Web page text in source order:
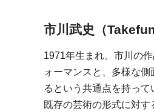
市川武史（
1971年生まれ。市川の
ォーマンスと、多様な
るという共通点を持って
既存の芸術の形式に対